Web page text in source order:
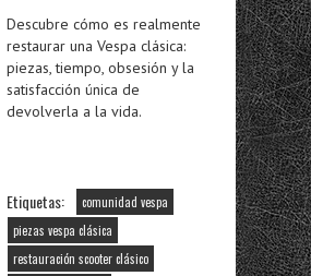
Descubre cómo es realmente
restaurar una Vespa clásica:
piezas, tiempo, obsesión y la
satisfacción única de
devolverla a la vida.
Etiquetas:
comunidad vespa
piezas vespa clásica
restauración scooter clásico